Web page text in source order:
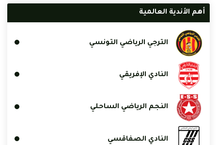
أهم الأندية العالمية
الترجي الرياضي التونسي
النادي الإفريقي
النجم الرياضي الساحلي
النادي الصفاقسي